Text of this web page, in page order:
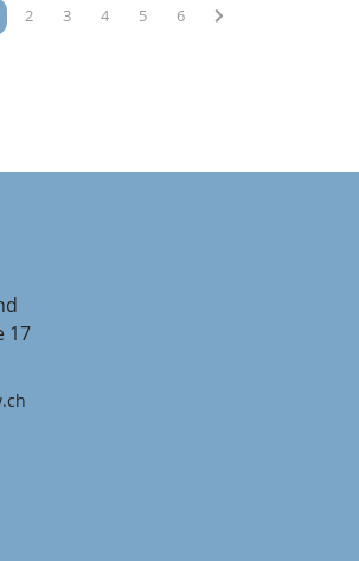
êtes sur la page
Vous êtes sur la page
2 Vous êtes sur la page
3 Vous êtes sur la page
4 Vous êtes sur la page
5 Vous êtes sur la page
6
17